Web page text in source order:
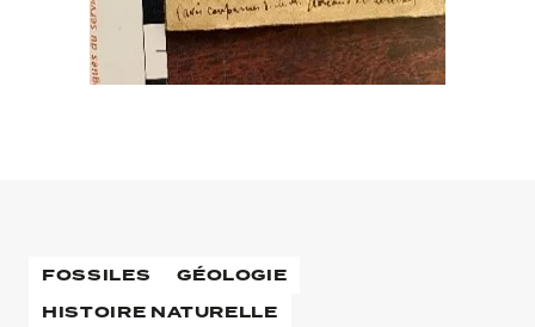
FOSSILES
GÉOLOGIE
HISTOIRE NATURELLE